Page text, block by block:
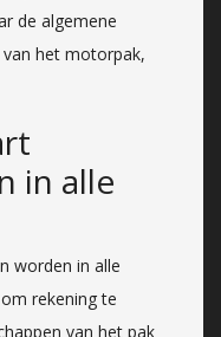
de algemene
het motorpak,
in alle
worden in alle
rekening te
van het pak